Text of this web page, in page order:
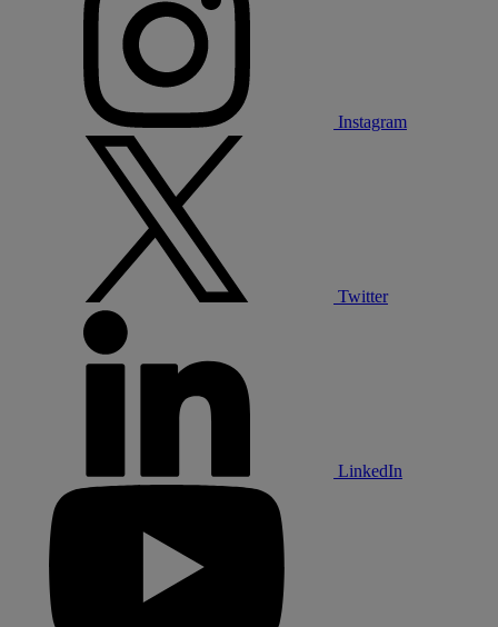
Instagram
Twitter
LinkedIn